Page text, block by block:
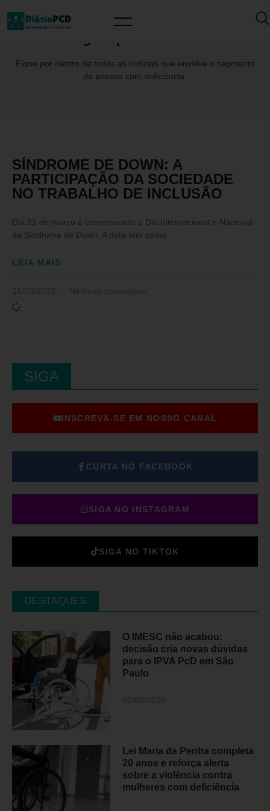
Fique por dentro de todas as notícias que envolve o segmento
da pessoa com deficiência.
SÍNDROME DE DOWN: A
PARTICIPAÇÃO DA SOCIEDADE
NO TRABALHO DE INCLUSÃO
Dia 21 de março é comemorado o Dia Internacional e Nacional
da Síndrome de Down. A data tem como
LEIA MAIS
SIGA
INSCREVA-SE EM NOSSO CANAL
CURTA NO FACEBOOK
SIGA NO INSTAGRAM
SIGA NO TIKTOK
DESTAQUES
O IMESC não acabou:
decisão cria novas dúvidas
para o IPVA PcD em São
Paulo
Lei Maria da Penha completa
20 anos e reforça alerta
sobre a violência contra
mulheres com deficiência